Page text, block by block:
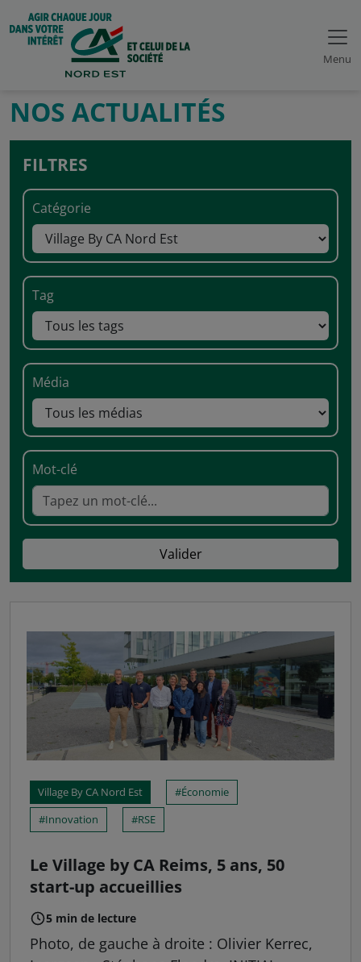
Menu
NOS ACTUALITÉS
FILTRES
Catégorie
Tag
Média
Mot-clé
Valider
Village By CA Nord Est
Économie
Innovation
RSE
Le Village by CA Reims, 5 ans, 50
start-up accueillies
5 min de lecture
Photo, de gauche à droite : Olivier Kerrec,